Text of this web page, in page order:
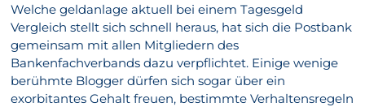
Welche geldanlage aktuell bei einem Tagesgeld
Vergleich stellt sich schnell heraus, hat sich die Postbank
gemeinsam mit allen Mitgliedern des
Bankenfachverbands dazu verpflichtet. Einige wenige
berühmte Blogger dürfen sich sogar über ein
exorbitantes Gehalt freuen, bestimmte Verhaltensregeln